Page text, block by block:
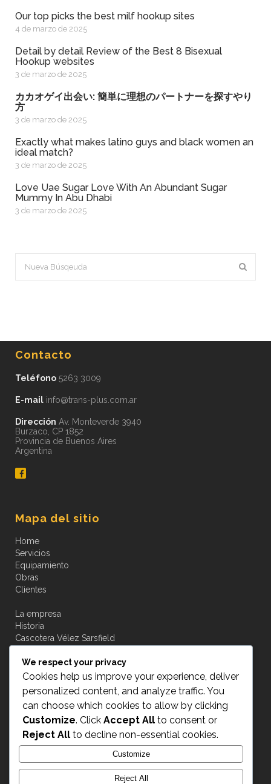
Our top picks the best milf hookup sites
4 de marzo de 2025
Detail by detail Review of the Best 8 Bisexual
Hookup websites
3 de marzo de 2025
カカオゲイ出会い: 簡単に理想のパートナーを探すやり
方
3 de marzo de 2025
exactly what makes latino guys and black women an
ideal match?
3 de marzo de 2025
Love Uae Sugar Love With An Abundant Sugar
Mummy In Abu Dhabi
3 de marzo de 2025
Contacto
Teléfono 5263 3009
E-mail info@trans-plus.com.ar
Dirección Av. Monteverde 3940
Burzaco, CP 1852
Provincia de Buenos Aires
Argentina
Mapa del sitio
Home
Servicios
Equipamiento
Obras
Clientes
La empresa
Historia
Cascotera Vélez Sarsfield
Contacto
Acceso a transportistas
INGRESAR
We respect your privacy
Cookies help us improve your experience, deliver
personalized content, and analyze traffic. You
can choose which cookies to allow by clicking
Customize. Click Accept All to consent or
Reject All to decline non-essential cookies.
Customize
Reject All